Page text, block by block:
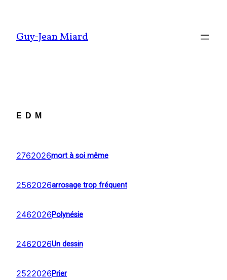
contenu
Guy-Jean Miard
EDM
2762026mort à soi même
2562026arrosage trop fréquent
2462026Polynésie
2462026Un dessin
2522026Prier